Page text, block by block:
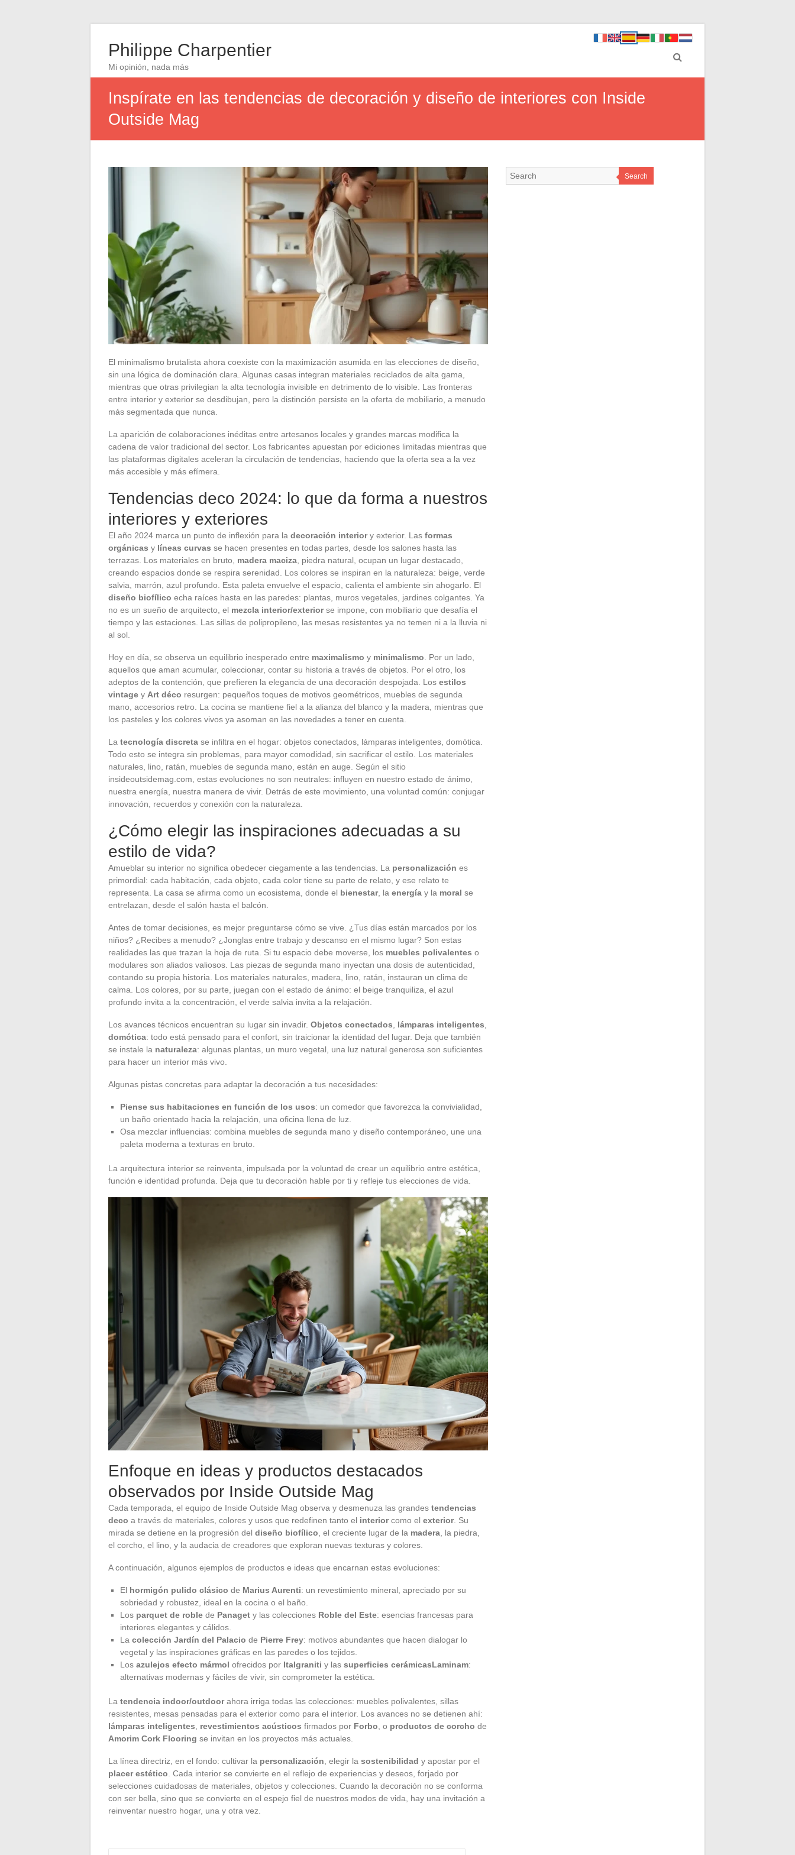
Philippe Charpentier
Mi opinión, nada más
Inspírate en las tendencias de decoración y diseño de interiores con Inside
Outside Mag
El minimalismo brutalista ahora coexiste con la maximización asumida en las elecciones de diseño,
sin una lógica de dominación clara. Algunas casas integran materiales reciclados de alta gama,
mientras que otras privilegian la alta tecnología invisible en detrimento de lo visible. Las fronteras
entre interior y exterior se desdibujan, pero la distinción persiste en la oferta de mobiliario, a menudo
más segmentada que nunca.
La aparición de colaboraciones inéditas entre artesanos locales y grandes marcas modifica la
cadena de valor tradicional del sector. Los fabricantes apuestan por ediciones limitadas mientras que
las plataformas digitales aceleran la circulación de tendencias, haciendo que la oferta sea a la vez
más accesible y más efímera.
Tendencias deco 2024: lo que da forma a nuestros
interiores y exteriores
El año 2024 marca un punto de inflexión para la decoración interiory exterior. Las formas
orgánicas y líneas curvas se hacen presentes en todas partes, desde los salones hasta las
terrazas. Los materiales en bruto, madera maciza , piedra natural, ocupan un lugar destacado,
creando espacios donde se respira serenidad. Los colores se inspiran en la naturaleza: beige, verde
salvia, marrón, azul profundo. Esta paleta envuelve el espacio, calienta el ambiente sin ahogarlo. El
diseño biofílico echa raíces hasta en las paredes: plantas, muros vegetales, jardines colgantes. Ya
no es un sueño de arquitecto, el mezcla interior/exteriorse impone, con mobiliario que desafía el
tiempo y las estaciones. Las sillas de polipropileno, las mesas resistentes ya no temen ni a la lluvia ni
al sol.
Hoy en día, se observa un equilibrio inesperado entre maximalismo y minimalismo . Por un lado,
aquellos que aman acumular, coleccionar, contar su historia a través de objetos. Por el otro, los
adeptos de la contención, que prefieren la elegancia de una decoración despojada. Los estilos
vintage y Art déco resurgen: pequeños toques de motivos geométricos, muebles de segunda
mano, accesorios retro. La cocina se mantiene fiel a la alianza del blanco y la madera, mientras que
los pasteles y los colores vivos ya asoman en las novedades a tener en cuenta.
La tecnología discreta se infiltra en el hogar: objetos conectados, lámparas inteligentes, domótica.
Todo esto se integra sin problemas, para mayor comodidad, sin sacrificar el estilo. Los materiales
naturales, lino, ratán, muebles de segunda mano, están en auge. Según el sitio
insideoutsidemag.com, estas evoluciones no son neutrales: influyen en nuestro estado de ánimo,
nuestra energía, nuestra manera de vivir. Detrás de este movimiento, una voluntad común: conjugar
innovación, recuerdos y conexión con la naturaleza.
¿Cómo elegir las inspiraciones adecuadas a su
estilo de vida?
Amueblar su interior no significa obedecer ciegamente a las tendencias. La personalización es
primordial: cada habitación, cada objeto, cada color tiene su parte de relato, y ese relato te
representa. La casa se afirma como un ecosistema, donde el bienestar, la energía y la moral se
entrelazan, desde el salón hasta el balcón.
Antes de tomar decisiones, es mejor preguntarse cómo se vive. ¿Tus días están marcados por los
niños? ¿Recibes a menudo? ¿Jonglas entre trabajo y descanso en el mismo lugar? Son estas
realidades las que trazan la hoja de ruta. Si tu espacio debe moverse, los muebles polivalentes o
modulares son aliados valiosos. Las piezas de segunda mano inyectan una dosis de autenticidad,
contando su propia historia. Los materiales naturales, madera, lino, ratán, instauran un clima de
calma. Los colores, por su parte, juegan con el estado de ánimo: el beige tranquiliza, el azul
profundo invita a la concentración, el verde salvia invita a la relajación.
Los avances técnicos encuentran su lugar sin invadir. Objetos conectados lámparas inteligentes
domótica: todo está pensado para el confort, sin traicionar la identidad del lugar. Deja que también
se instale la naturaleza: algunas plantas, un muro vegetal, una luz natural generosa son suficientes
para hacer un interior más vivo.
Algunas pistas concretas para adaptar la decoración a tus necesidades:
Piense sus habitaciones en función de los usos: un comedor que favorezca la convivialidad,
un baño orientado hacia la relajación, una oficina llena de luz.
Osa mezclar influencias: combina muebles de segunda mano y diseño contemporáneo, une una
paleta moderna a texturas en bruto.
La arquitectura interior se reinventa, impulsada por la voluntad de crear un equilibrio entre estética,
función e identidad profunda. Deja que tu decoración hable por ti y refleje tus elecciones de vida.
Enfoque en ideas y productos destacados
observados por Inside Outside Mag
Cada temporada, el equipo de Inside Outside Mag observa y desmenuza las grandes tendencias
deco a través de materiales, colores y usos que redefinen tanto el interiorcomo el exterior. Su
mirada se detiene en la progresión del diseño biofílico , el creciente lugar de la madera , la piedra,
el corcho, el lino, y la audacia de creadores que exploran nuevas texturas y colores.
A continuación, algunos ejemplos de productos e ideas que encarnan estas evoluciones:
El hormigón pulido clásico de Marius Aurenti: un revestimiento mineral, apreciado por su
sobriedad y robustez, ideal en la cocina o el baño.
Los parquet de roble de Panaget y las colecciones Roble del Este: esencias francesas para
interiores elegantes y cálidos.
La colección Jardín del Palacio de Pierre Frey: motivos abundantes que hacen dialogar lo
vegetal y las inspiraciones gráficas en las paredes o los tejidos.
Los azulejos efecto mármol ofrecidos por Italgraniti y las superficies cerámicasLaminam:
alternativas modernas y fáciles de vivir, sin comprometer la estética.
La tendencia indoor/outdoorahora irriga todas las colecciones: muebles polivalentes, sillas
resistentes, mesas pensadas para el exterior como para el interior. Los avances no se detienen ahí:
lámparas inteligentes
revestimientos acústicos firmados por Forbo , o productos de corcho de
Amorim Cork Flooring se invitan en los proyectos más actuales.
La línea directriz, en el fondo: cultivar la personalización , elegir la sostenibilidad y apostar por el
placer estético . Cada interior se convierte en el reflejo de experiencias y deseos, forjado por
selecciones cuidadosas de materiales, objetos y colecciones. Cuando la decoración no se conforma
con ser bella, sino que se convierte en el espejo fiel de nuestros modos de vida, hay una invitación a
reinventar nuestro hogar, una y otra vez.
Search